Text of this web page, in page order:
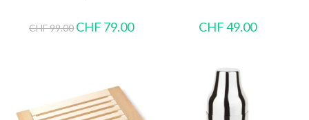
CHF99.00 CHF 79.00 CHF49.00